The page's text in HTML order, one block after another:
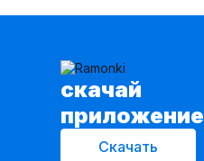
cкачай
приложение
Скачать